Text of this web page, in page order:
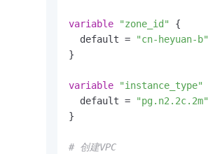
variable "zone_id"
{
  default =
"cn-heyuan-b"
}
variable "instance_type"
  default =
"pg.n2.2c.2m"
}
# 创建VPC